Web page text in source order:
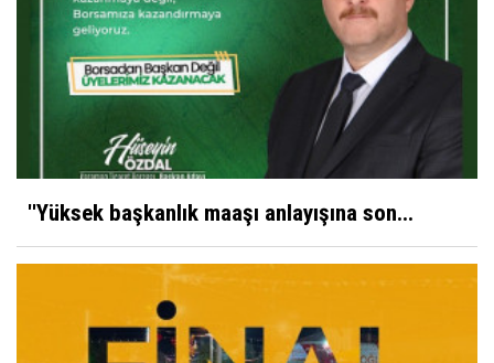
''Yüksek başkanlık maaşı anlayışına son...